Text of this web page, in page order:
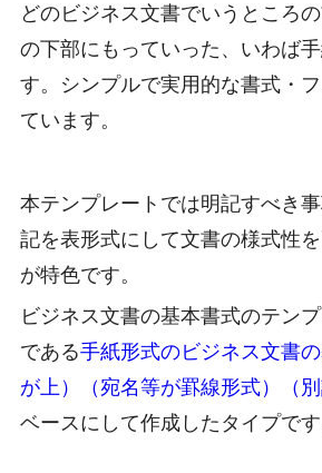
どのビジネス文書でいうところ
の下部にもっていった、いわば
す。シンプルで実用的な書式・
ています。
本テンプレートでは明記すべき
記を表形式にして文書の様式性
が特色です。
ビジネス文書の基本書式のテン
である手紙形式のビジネス文書
が上）（宛名等が罫線形式）（別
ベースにして作成したタイプです